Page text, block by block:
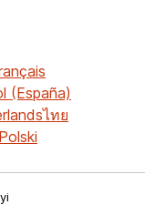
(España)
ไทย
Polski